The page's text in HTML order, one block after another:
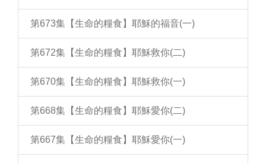
第673集【生命的糧食】耶穌的福音(一)
第672集【生命的糧食】耶穌救你(二)
第670集【生命的糧食】耶穌救你(一)
第668集【生命的糧食】耶穌愛你(二)
第667集【生命的糧食】耶穌愛你(一)